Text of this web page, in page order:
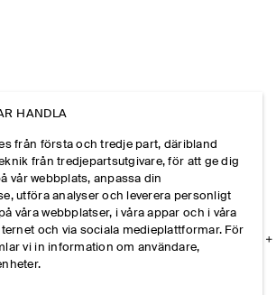
HANDLA
från första och tredje part, däribland
från tredjepartsutgivare, för att ge dig
vår webbplats, anpassa din
utföra analyser och leverera personligt
våra webbplatser, i våra appar och i våra
och via sociala medieplattformar. För
vi in information om användare,